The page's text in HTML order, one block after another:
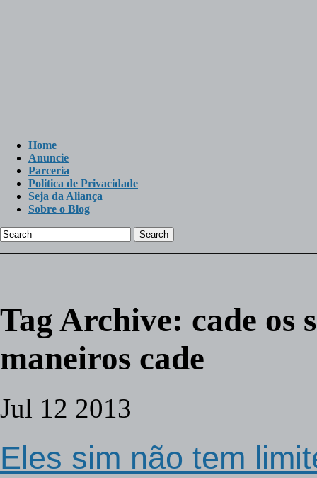
Home
Anuncie
Parceria
Politica de Privacidade
Seja da Aliança
Sobre o Blog
Search
Tag Archive: cade os
maneiros cade
Jul 12 2013
Eles sim não tem